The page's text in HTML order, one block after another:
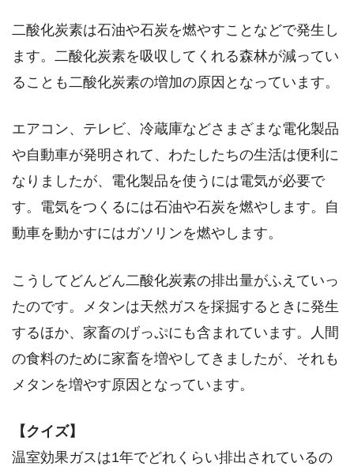
二酸化炭素は石油や石炭を燃やすことなどで発生し
ます。二酸化炭素を吸収してくれる森林が減ってい
ることも二酸化炭素の増加の原因となっています。
エアコン、テレビ、冷蔵庫などさまざまな電化製品
や自動車が発明されて、わたしたちの生活は便利に
なりましたが、電化製品を使うには電気が必要で
す。電気をつくるには石油や石炭を燃やします。自
動車を動かすにはガソリンを燃やします。
こうしてどんどん二酸化炭素の排出量がふえていっ
たのです。メタンは天然ガスを採掘するときに発生
するほか、家畜のげっぷにも含まれています。人間
の食料のために家畜を増やしてきましたが、それも
メタンを増やす原因となっています。
【クイズ】
温室効果ガスは1年でどれくらい排出されているの